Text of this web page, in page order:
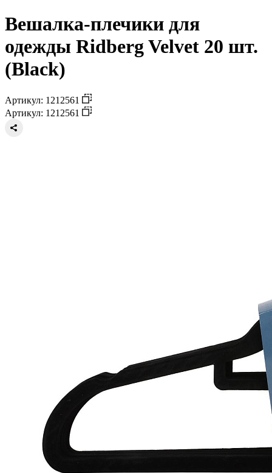
Вешалка-плечики для
одежды Ridberg Velvet 20 шт.
(Black)
Артикул: 1212561
Артикул: 1212561